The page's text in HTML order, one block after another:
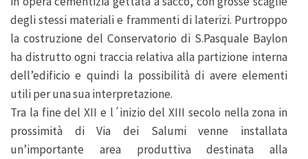
degli stessi materiali e frammenti di laterizi. Purtroppo
la costruzione del Conservatorio di S.Pasquale Baylon
ha distrutto ogni traccia relativa alla partizione interna
dell’edificio e quindi la possibilità di avere elementi
utili per una sua interpretazione.
Tra la fine del XII e l´inizio del XIII secolo nella zona in
prossimità di Via dei Salumi venne installata
un’importante area produttiva destinata alla